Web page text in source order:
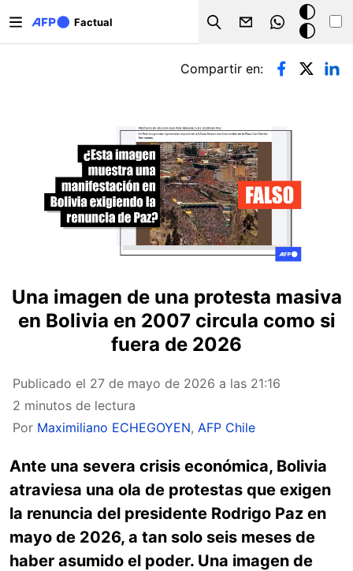
Factual
Search
Modo
oscuro
Solapas principales
Compartir en:
Una imagen de una protesta masiva
en Bolivia en 2007 circula como si
fuera de 2026
Publicado el 27 de mayo de 2026 a las 21:16
2 minutos de lectura
Por Maximiliano ECHEGOYEN, AFP Chile
Ante una severa crisis económica, Bolivia
atraviesa una ola de protestas que exigen
la renuncia del presidente Rodrigo Paz en
mayo de 2026, a tan solo seis meses de
haber asumido el poder. Una imagen de